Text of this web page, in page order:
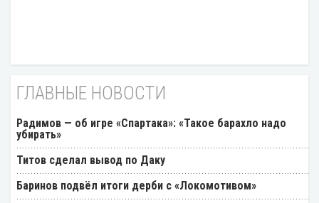
ГЛАВНЫЕ НОВОСТИ
Радимов — об игре «Спартака»: «Такое барахло надо
убирать»
Титов сделал вывод по Даку
Баринов подвёл итоги дерби с «Локомотивом»